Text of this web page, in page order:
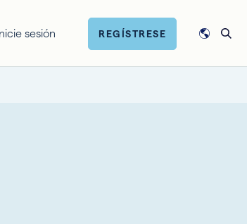
Inicie sesión REGÍSTRESE